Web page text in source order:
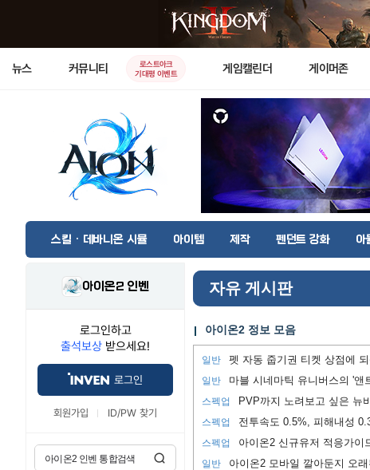
뉴스 커뮤니티
로스트아크
기대평 이벤트
게임캘린더 게이머존
스킬 · 데바니온 시뮬 아이템 제작 펜던트 강화 아
아이온2 인벤
로그인하고
출석보상 받으세요!
로그인
회원가입 ID/PW 찾기
자유 게시판
아이온2 정보 모음
일반 펫 자동 줍기권 티켓 상점에
일반 마블 시네마틱 유니버스의 '앤
스펙업
스펙업 전투속도 0.5%, 피해내성
스펙업 아이온2 신규유저 적응가이
일반